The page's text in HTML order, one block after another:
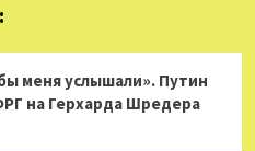
меня услышали». Путин
на Герхарда Шредера